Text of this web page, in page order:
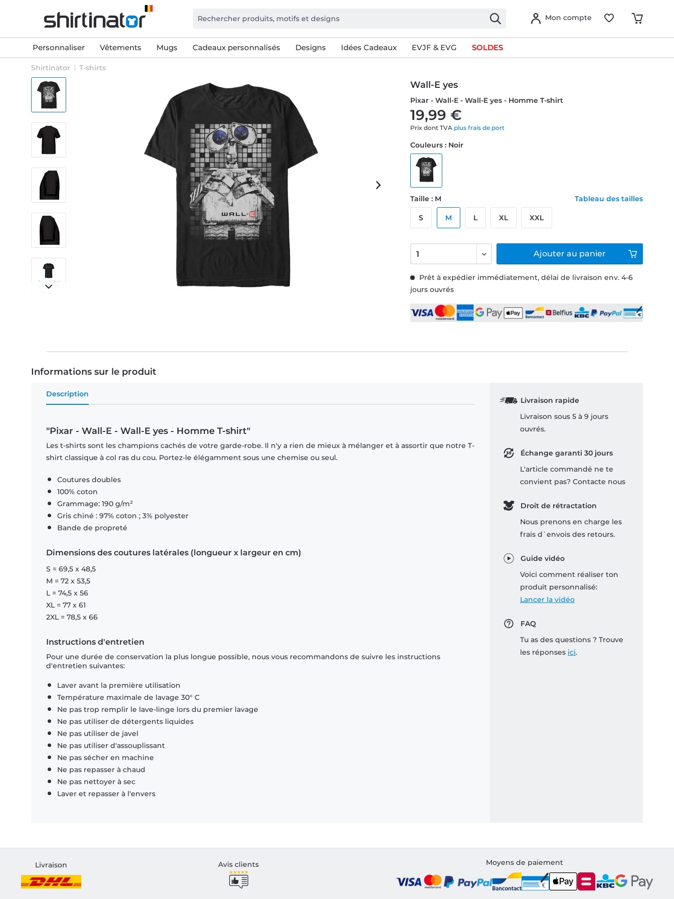
Mon compte
Personnaliser Vêtements Mugs Cadeaux personnalisés Designs Idées Cadeaux EVJF & EVG SOLDES
Shirtinator T-shirts
Wall-E yes
Pixar - Wall-E - Wall-E yes - Homme T-shirt
19,99 €
Prix dont TVA plus frais de port
Prêt à expédier immédiatement, délai de livraison env. 4-6
jours ouvrés
Couleurs : Noir
Taille : M Tableau des tailles
S M L XL XXL
Ajouter au panier
Informations sur le produit
Description
"Pixar - Wall-E - Wall-E yes - Homme T-shirt"
Les t-shirts sont les champions cachés de votre garde-robe. Il n'y a rien de mieux à mélanger et à assortir que notre T-
shirt classique à col ras du cou. Portez-le élégamment sous une chemise ou seul.
Coutures doubles
100% coton
Grammage: 190 g/m²
Gris chiné : 97% coton ; 3% polyester
Bande de propreté
Dimensions des coutures latérales (longueur x largeur en cm)
S = 69,5 x 48,5
M = 72 x 53,5
L = 74,5 x 56
XL = 77 x 61
2XL = 78,5 x 66
Instructions d'entretien
Pour une durée de conservation la plus longue possible, nous vous recommandons de suivre les instructions
d'entretien suivantes:
Laver avant la première utilisation
Température maximale de lavage 30° C
Ne pas trop remplir le lave-linge lors du premier lavage
Ne pas utiliser de détergents liquides
Ne pas utiliser de javel
Ne pas utiliser d'assouplissant
Ne pas sécher en machine
Ne pas repasser à chaud
Ne pas nettoyer à sec
Laver et repasser à l'envers
Livraison rapide
Livraison sous 5 à 9 jours
ouvrés.
Échange garanti 30 jours
L'article commandé ne te
convient pas? Contacte nous
Droit de rétractation
Nous prenons en charge les
frais d`envois des retours.
Guide vidéo
Voici comment réaliser ton
produit personnalisé:
Lancer la vidéo
FAQ
Tu as des questions ? Trouve
les réponses ici.
Livraison Avis clients Moyens de paiement